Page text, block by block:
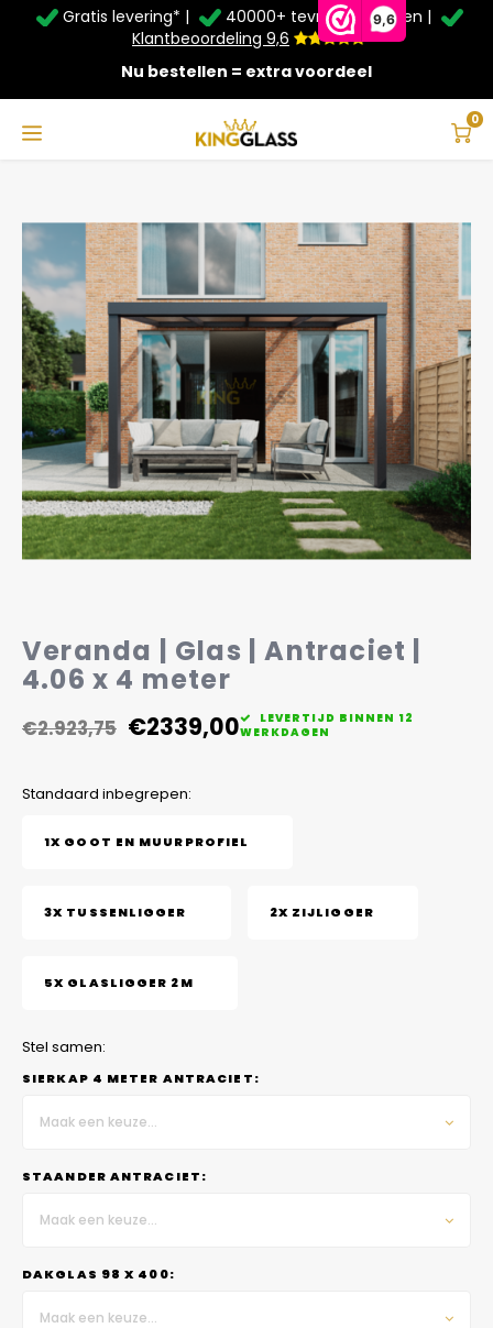
9,6
Service & Contact
Bezorging
Afhalen
Montage
Betaalmethoden
Garantie
Veelgestelde vragen
Taal
Deutsch
Gratis levering* |
40000+ tevreden klanten |
Klantbeoordeling 9,6
Nu bestellen = extra voordeel
0
Zomer Deals: Tot 20% kortingop schuifwanden en
veranda's +€20extra kassa korting*
Veranda | Glas | Antraciet | 4.06 x 4 meter
Veranda | Glas | Antraciet |
4.06 x 4 meter
€2.923,75 €2339,00
LEVERTIJD BINNEN 12
WERKDAGEN
Standaard inbegrepen:
1X GOOT EN MUURPROFIEL
3X TUSSENLIGGER 2X ZIJLIGGER
5X GLASLIGGER 2M
Stel samen:
SIERKAP 4 METER ANTRACIET:
Maak een keuze...
STAANDER ANTRACIET:
Maak een keuze...
DAKGLAS 98 X 400:
Maak een keuze...